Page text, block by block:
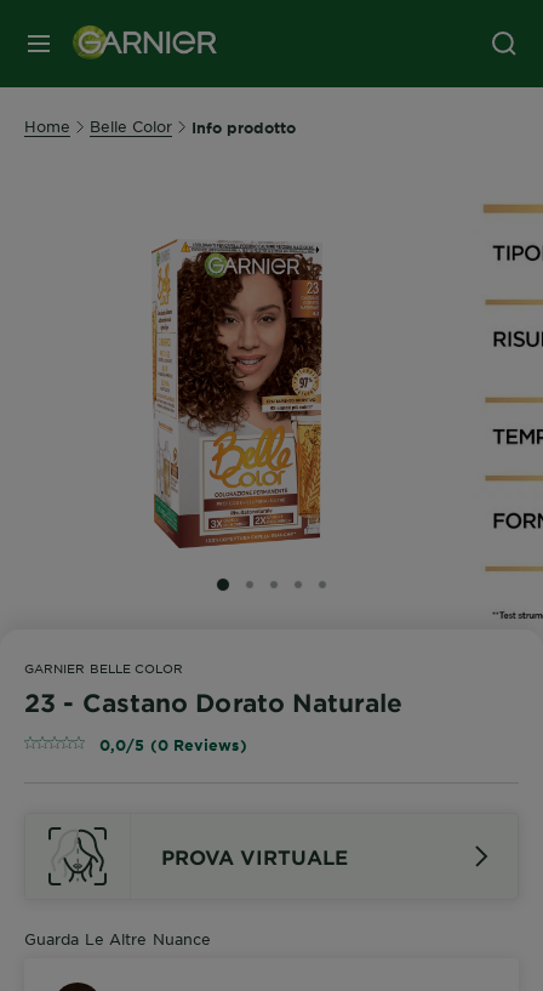
MENU
Home Belle Color Info prodotto
SLIDE 1
SLIDE 2
SLIDE 3
SLIDE 4
SLIDE 5
GARNIER BELLE COLOR
23 - Castano Dorato Naturale
0,0/5 (0 Reviews)
PROVA VIRTUALE
Guarda Le Altre Nuance